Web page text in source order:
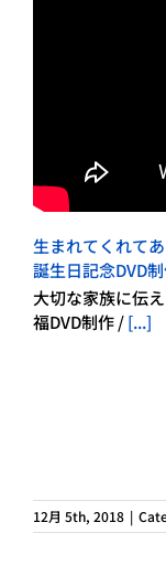
生まれてくれて
誕生日記念DVD
大切な家族に伝
福DVD制作 /[...]
12月 5th, 2018 |